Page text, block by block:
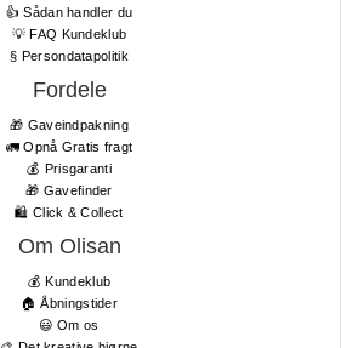
👍 Sådan handler du
💡 FAQ Kundeklub
§ Persondatapolitik
Fordele
🎁 Gaveindpakning
🚛 Opnå Gratis fragt
💰 Prisgaranti
🎁 Gavefinder
🛍 Click & Collect
Om Olisan
💰 Kundeklub
🏠 Åbningstider
😃 Om os